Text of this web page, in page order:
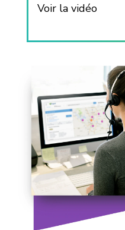
Voir la vidéo